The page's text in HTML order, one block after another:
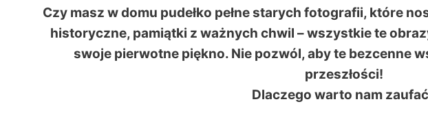
Czy masz w domu pudełko pełne starych fotografii, które
historyczne, pamiątki z ważnych chwil – wszystkie te
swoje pierwotne piękno. Nie pozwól, aby te bezcenne
przeszłości!
Dlaczego warto nam